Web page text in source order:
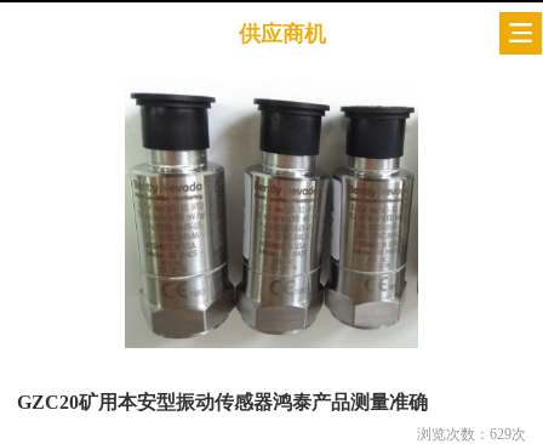
供应商机
GZC20矿用本安型振动传感器鸿泰产品测量准确
浏览次数： 629次